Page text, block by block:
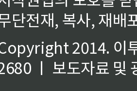
단전재, 복사, 재배
2014. 이
ㅣ 보도자료